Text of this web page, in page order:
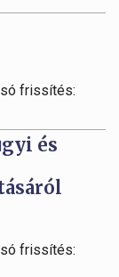
frissítés:
és
frissítés: